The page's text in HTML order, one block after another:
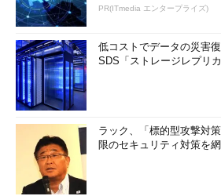
PR(ITmedia エンタープライズ)
低コストでデータの災害
SDS「ストレージレプリ
ラック、「標的型攻撃対
限のセキュリティ対策を